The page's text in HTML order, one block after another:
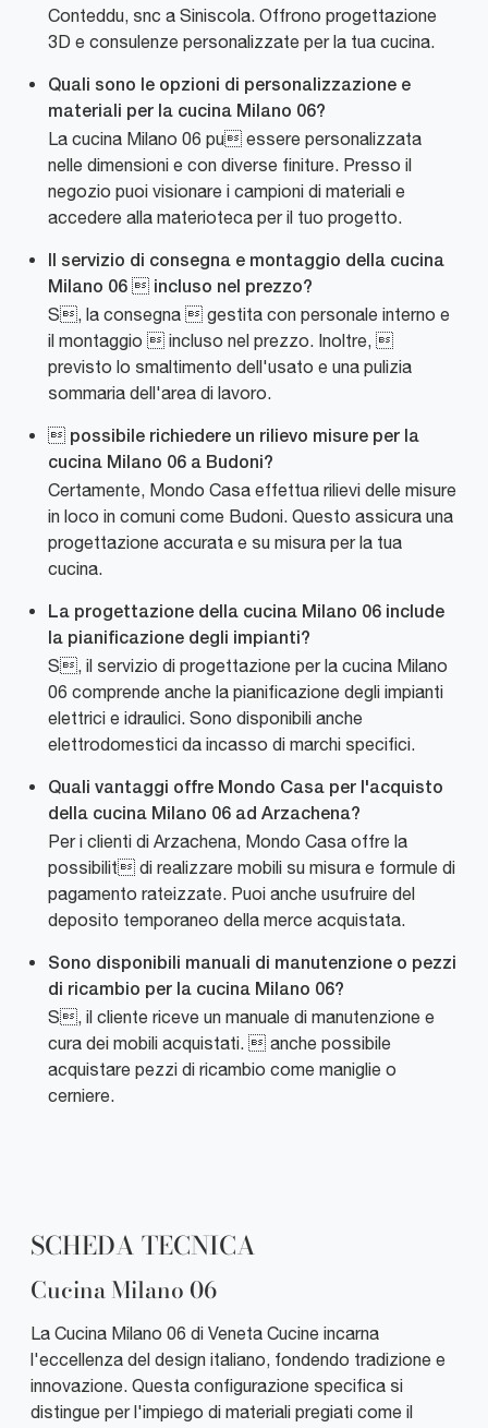
Conteddu, snc a Siniscola. Offrono progettazione
3D e consulenze personalizzate per la tua cucina.
Quali sono le opzioni di personalizzazione e
materiali per la cucina Milano 06?
La cucina Milano 06 pu essere personalizzata
nelle dimensioni e con diverse finiture. Presso il
negozio puoi visionare i campioni di materiali e
accedere alla materioteca per il tuo progetto.
Il servizio di consegna e montaggio della cucina
Milano 06  incluso nel prezzo?
S, la consegna  gestita con personale interno e
il montaggio  incluso nel prezzo. Inoltre, 
previsto lo smaltimento dell'usato e una pulizia
sommaria dell'area di lavoro.
 possibile richiedere un rilievo misure per la
cucina Milano 06 a Budoni?
Certamente, Mondo Casa effettua rilievi delle misure
in loco in comuni come Budoni. Questo assicura una
progettazione accurata e su misura per la tua
cucina.
La progettazione della cucina Milano 06 include
la pianificazione degli impianti?
S, il servizio di progettazione per la cucina Milano
06 comprende anche la pianificazione degli impianti
elettrici e idraulici. Sono disponibili anche
elettrodomestici da incasso di marchi specifici.
Quali vantaggi offre Mondo Casa per l'acquisto
della cucina Milano 06 ad Arzachena?
Per i clienti di Arzachena, Mondo Casa offre la
possibilit di realizzare mobili su misura e formule di
pagamento rateizzate. Puoi anche usufruire del
deposito temporaneo della merce acquistata.
Sono disponibili manuali di manutenzione o pezzi
di ricambio per la cucina Milano 06?
S, il cliente riceve un manuale di manutenzione e
cura dei mobili acquistati.  anche possibile
acquistare pezzi di ricambio come maniglie o
cerniere.
SCHEDA TECNICA
Cucina Milano 06
La Cucina Milano 06 di Veneta Cucine incarna
l'eccellenza del design italiano, fondendo tradizione e
innovazione. Questa configurazione specifica si
distingue per l'impiego di materiali pregiati come il